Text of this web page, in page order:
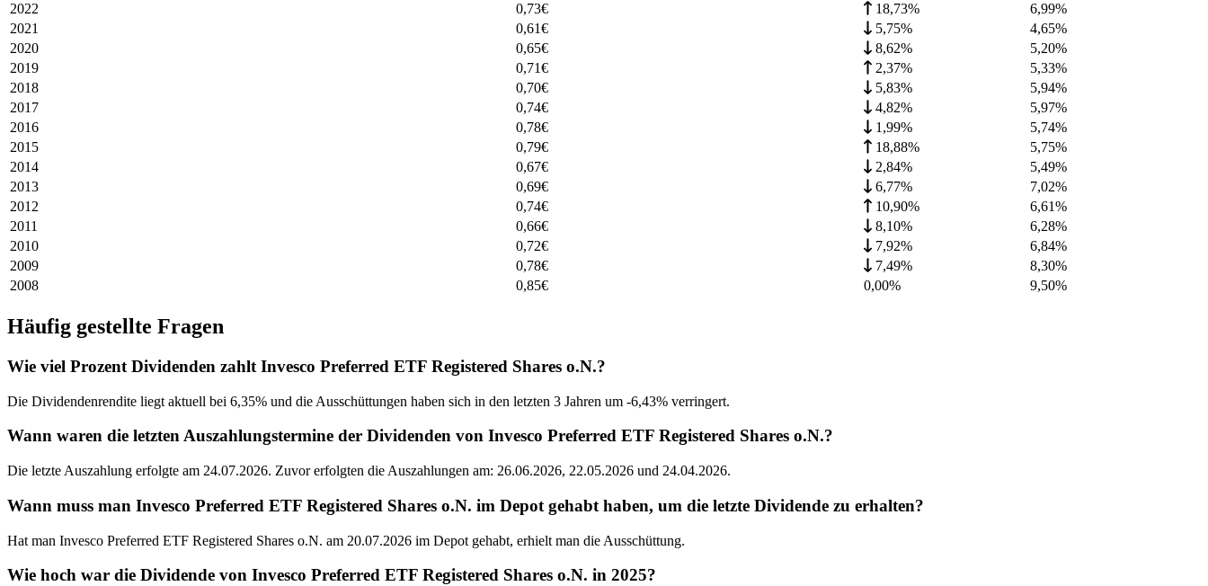
2022
0,73€ 18,73% 6,99%
2021
0,61€ 5,75% 4,65%
2020
0,65€ 8,62% 5,20%
2019
0,71€ 2,37% 5,33%
2018
0,70€ 5,83% 5,94%
2017
0,74€ 4,82% 5,97%
2016
0,78€ 1,99% 5,74%
2015
0,79€ 18,88% 5,75%
2014
0,67€ 2,84% 5,49%
2013
0,69€ 6,77% 7,02%
2012
0,74€ 10,90% 6,61%
2011
0,66€ 8,10% 6,28%
2010
0,72€ 7,92% 6,84%
2009
0,78€ 7,49% 8,30%
2008
0,85€ 0,00% 9,50%
Häufig gestellte Fragen
Wie viel Prozent Dividenden zahlt Invesco Preferred ETF Registered Shares o.N.?
Die Dividendenrendite liegt aktuell bei 6,35% und die Ausschüttungen haben sich in den letzten 3 Jahren um -6,43% verringert.
Wann waren die letzten Auszahlungstermine der Dividenden von Invesco Preferred ETF Registered Shares o.N.?
Die letzte Auszahlung erfolgte am 24.07.2026. Zuvor erfolgten die Auszahlungen am: 26.06.2026, 22.05.2026 und 24.04.2026.
Wann muss man Invesco Preferred ETF Registered Shares o.N. im Depot gehabt haben, um die letzte Dividende zu erhalten?
Hat man Invesco Preferred ETF Registered Shares o.N. am 20.07.2026 im Depot gehabt, erhielt man die Ausschüttung.
Wie hoch war die Dividende von Invesco Preferred ETF Registered Shares o.N. in 2025?